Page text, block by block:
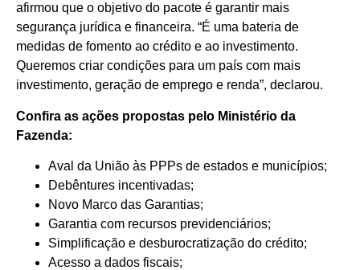
afirmou que o objetivo do pacote é garantir mais
segurança jurídica e financeira. “É uma bateria de
medidas de fomento ao crédito e ao investimento.
Queremos criar condições para um país com mais
investimento, geração de emprego e renda”, declarou.
Confira as ações propostas pelo Ministério da
Fazenda:
Aval da União às PPPs de estados e municípios;
Debêntures incentivadas;
Novo Marco das Garantias;
Garantia com recursos previdenciários;
Simplificação e desburocratização do crédito;
Acesso a dados fiscais;